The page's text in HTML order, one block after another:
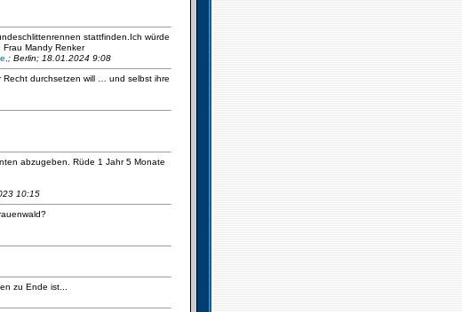
stattfinden.Ich würde
Mandy Renker
; Berlin; 18.01.2024 9:08
durchsetzen will … und selbst ihre
abzugeben. Rüde 1 Jahr 5 Monate
10:15
zu Ende ist...